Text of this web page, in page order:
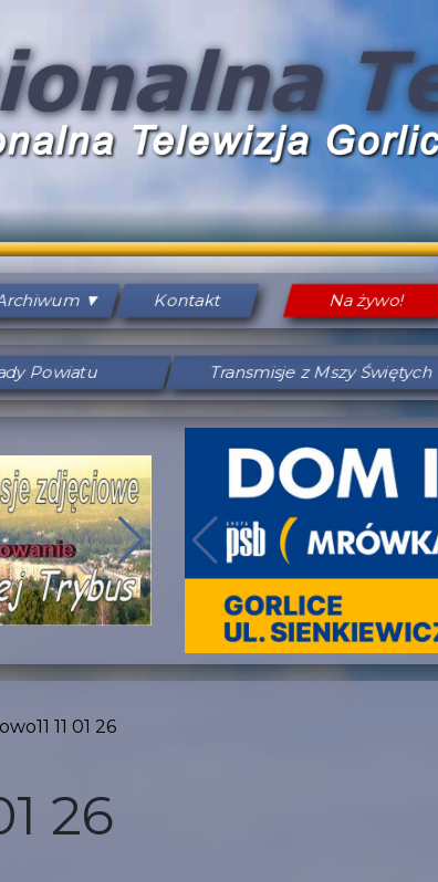
Kontakt Na żywo!
Powiatu Transmisje z Mszy Świętych
11 01 26
26